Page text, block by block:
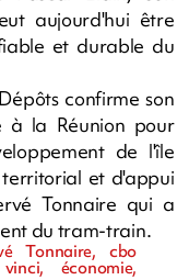
aujourd'hui être
et durable du
confirme son
à la Réunion pour
de l'île
et d'appui
Tonnaire qui a
du tram-train.
Tonnaire, cbo
économie,